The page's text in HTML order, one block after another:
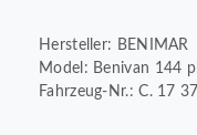
Hersteller: BENIMAR
Model: Benivan 144
Fahrzeug-Nr.: C. 17